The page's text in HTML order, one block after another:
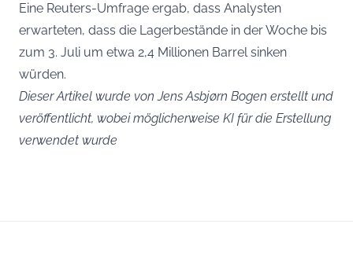
Eine Reuters-Umfrage ergab, dass Analysten
erwarteten, dass die Lagerbestände in der Woche bis
zum 3. Juli um etwa 2,4 Millionen Barrel sinken
würden.
Dieser Artikel wurde von Jens Asbjørn Bogen erstellt und
veröffentlicht, wobei möglicherweise KI für die Erstellung
verwendet wurde